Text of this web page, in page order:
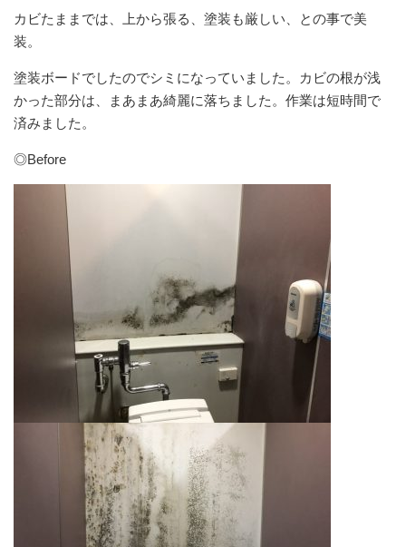
カビたままでは、上から張る、塗装も厳しい、との事で美
装。
塗装ボードでしたのでシミになっていました。カビの根が浅
かった部分は、まあまあ綺麗に落ちました。作業は短時間で
済みました。
◎Before